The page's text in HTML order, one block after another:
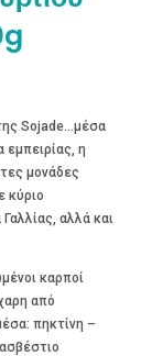
Sojade…μέσα
η
μονάδες
κύριο
αλλά και
καρποί
από
πηκτίνη –